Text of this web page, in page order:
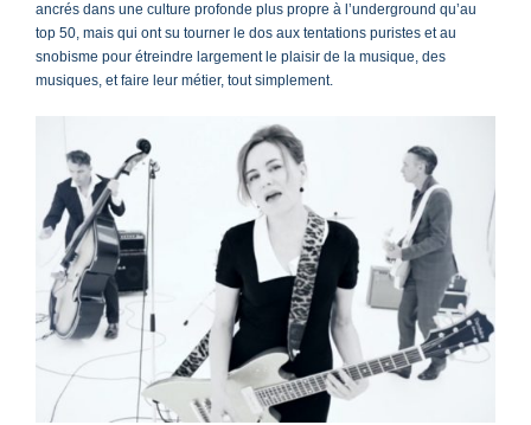
ancrés dans une culture profonde plus propre à l’underground qu’au
top 50, mais qui ont su tourner le dos aux tentations puristes et au
snobisme pour étreindre largement le plaisir de la musique, des
musiques, et faire leur métier, tout simplement.